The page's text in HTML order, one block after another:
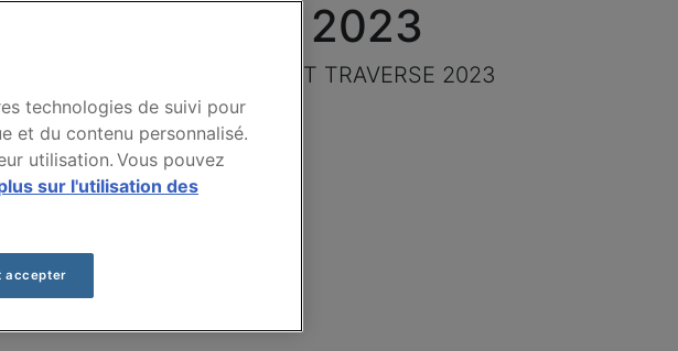
TRAVERSE 2023
de marque CHEVROLET TRAVERSE 2023
assurance auto
technologies de suivi pour
et du contenu personnalisé.
utilisation. Vous pouvez
sur l'utilisation des
accepter